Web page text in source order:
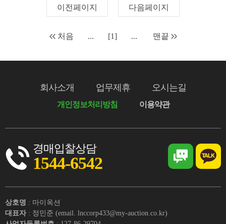
이전페이지 다음페이지
처음 ... [1] ... 맨끝
회사소개 업무제휴 오시는길
개인정보처리방침 이용약관
경매입찰상담
1544-6542
상호명 : 마이옥션
대표자 : 정민준 (email. lnccorp433@my-auction.co.kr)